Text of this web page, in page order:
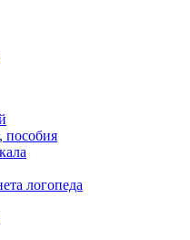
пособия
логопеда